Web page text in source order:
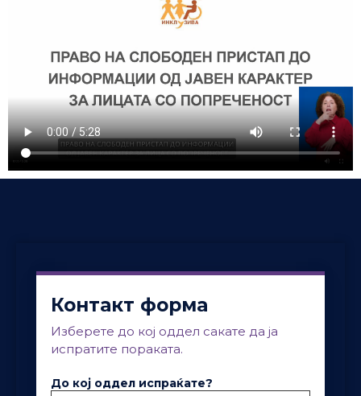
Контакт форма
Изберете до кој оддел сакате да ја
испратите пораката.
До кој оддел испраќате?